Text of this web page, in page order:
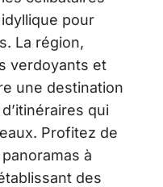
pour
La région,
verdoyants et
une destination
qui
Profitez de
à
des